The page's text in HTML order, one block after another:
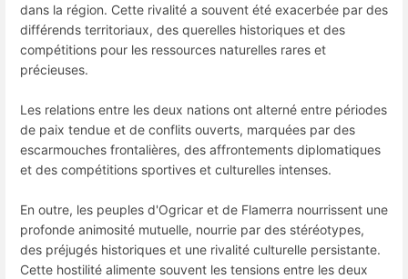
dans la région. Cette rivalité a souvent été exacerbée par des
différends territoriaux, des querelles historiques et des
compétitions pour les ressources naturelles rares et
précieuses.
Les relations entre les deux nations ont alterné entre périodes
de paix tendue et de conflits ouverts, marquées par des
escarmouches frontalières, des affrontements diplomatiques
et des compétitions sportives et culturelles intenses.
En outre, les peuples d'Ogricar et de Flamerra nourrissent une
profonde animosité mutuelle, nourrie par des stéréotypes,
des préjugés historiques et une rivalité culturelle persistante.
Cette hostilité alimente souvent les tensions entre les deux